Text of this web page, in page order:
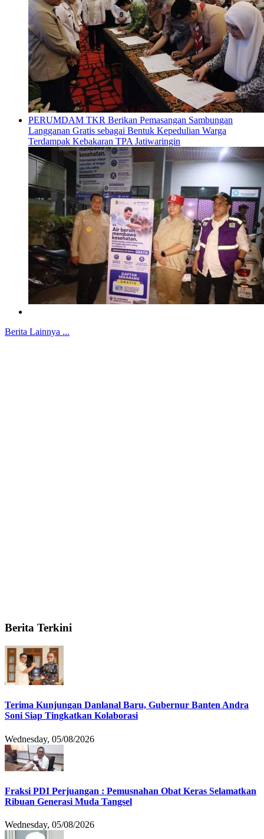
PERUMDAM TKR Berikan Pemasangan Sambungan
Langganan Gratis sebagai Bentuk Kepedulian Warga
Terdampak Kebakaran TPA Jatiwaringin
Berita Lainnya ...
Berita Terkini
Terima Kunjungan Danlanal Baru, Gubernur Banten Andra
Soni Siap Tingkatkan Kolaborasi
Wednesday, 05/08/2026
Fraksi PDI Perjuangan : Pemusnahan Obat Keras Selamatkan
Ribuan Generasi Muda Tangsel
Wednesday, 05/08/2026